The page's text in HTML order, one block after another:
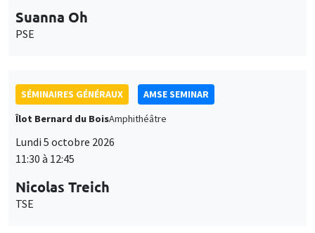
Suanna Oh
PSE
SÉMINAIRES GÉNÉRAUX
AMSE SEMINAR
Îlot Bernard du BoisAmphithéâtre
Lundi 5 octobre 2026
11:30 à 12:45
Nicolas Treich
TSE